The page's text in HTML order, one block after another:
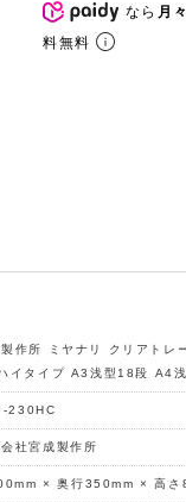
なら 月
料無料
作所 ミヤナリ クリアトレ
イタイプ A3浅型18段 A4
230HC
社宮成製作所
× 奥行350mm × 高さ